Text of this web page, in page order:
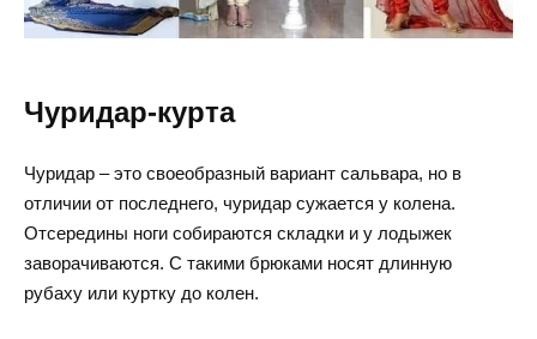
Чуридар-курта
Чуридар – это своеобразный вариант сальвара, но в
отличии от последнего, чуридар сужается у колена.
Отсередины ноги собираются складки и у лодыжек
заворачиваются. С такими брюками носят длинную
рубаху или куртку до колен.